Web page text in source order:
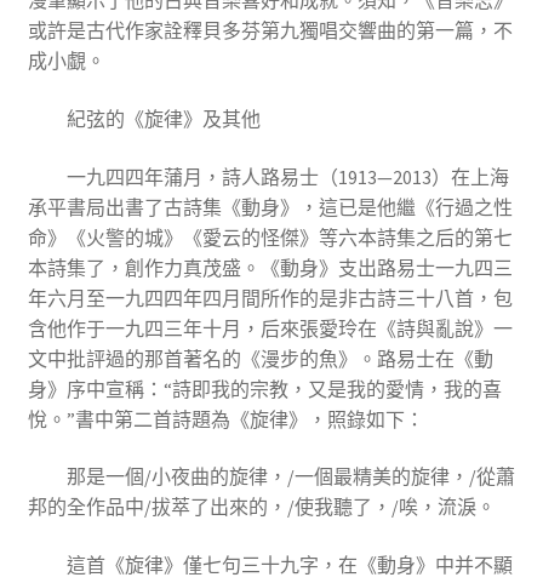
或許是古代作家詮釋貝多芬第九獨唱交響曲的第一篇，不
成小覷。
紀弦的《旋律》及其他
一九四四年蒲月，詩人路易士（1913—2013）在上海
承平書局出書了古詩集《動身》，這已是他繼《行過之性
命》《火警的城》《愛云的怪傑》等六本詩集之后的第七
本詩集了，創作力真茂盛。《動身》支出路易士一九四三
年六月至一九四四年四月間所作的是非古詩三十八首，包
含他作于一九四三年十月，后來張愛玲在《詩與亂說》一
文中批評過的那首著名的《漫步的魚》。路易士在《動
身》序中宣稱：“詩即我的宗教，又是我的愛情，我的喜
悅。”書中第二首詩題為《旋律》，照錄如下：
那是一個/小夜曲的旋律，/一個最精美的旋律，/從蕭
邦的全作品中/拔萃了出來的，/使我聽了，/唉，流淚。
這首《旋律》僅七句三十九字，在《動身》中并不顯